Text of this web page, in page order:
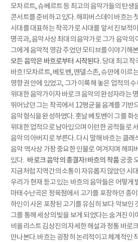
모차르트, 슈베르트 등 최고의 음악가들의 탄생
콘서트를 준비하고 있다. 해피버스데이 바흐는
시대를 대표하는 작곡가로 시대를 앞서 진보적
명곡과, 음악사상 최대의 음악가로 그가 음악의
그에게 음악적 영감 주었던 모티브를 이야기해
모든 음악은 바흐로부터 시작된다.당대 최고 작
바흐! 모차르트, 베토벤, 멘델스존, 슈만에 이르
영향권 안에 있었고, 그가 이룩해 놓은 업적의
위대한 음악가이자 바로크 음악의 완성자라는
뛰어났던 그는 작곡에서 12평균율 음계를 기반
음악형식을 완성하였다. 훗날 베토벤이 그를 화
위대한 업적으로 남아있으며 이런한 공적들로
음악의 아버지로 부른다. 다시 말해 바흐는 클
음악 역사상 가장 중요한 인물로 여겨지며 해피
있다. 바로크 음악의 종결자! 바흐의 작품궁중
지금처럼 지역간의 소통이 자유롭지 않았던 시
우리가 현재 듣고 있는 바흐의 음악들은 어떻게
마태수난곡은 정육점에서 고기를 포장하던 종
하인이 사온 포장된 고기를 유심히 보다 악보인
그를 통해 세상의 빛을 보게 되었다는 숨겨진 이
비올리스트 김상진의 자세한 해설과 정통 바로
만나본다. 바흐는 굉장히 논리적이고 체계적인